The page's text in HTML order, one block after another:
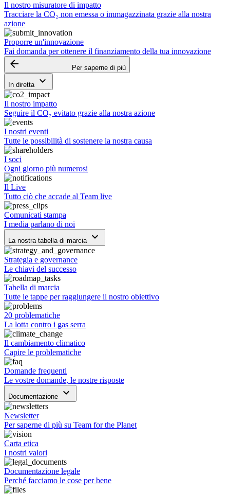
Il nostro misuratore di impatto
Tracciare la CO₂ non emessa o immagazzinata grazie alla nostra
azione
Proporre un'innovazione
Fai domanda per ottenere il finanziamento della tua innovazione
arrow_backward Per saperne di più
In diretta keyboard_arrow_down
Il nostro impatto
Seguire il CO₂ evitato grazie alla nostra azione
I nostri eventi
Tutte le possibilità di sostenere la nostra causa
I soci
Ogni giorno più numerosi
Il Live
Tutto ciò che accade al Team live
Comunicati stampa
I media parlano di noi
La nostra tabella di marcia keyboard_arrow_down
Strategia e governance
Le chiavi del successo
Tabella di marcia
Tutte le tappe per raggiungere il nostro obiettivo
20 problematiche
La lotta contro i gas serra
Il cambiamento climatico
Capire le problematiche
Domande frequenti
Le vostre domande, le nostre risposte
Documentazione keyboard_arrow_down
Newsletter
Per saperne di più su Team for the Planet
Carta etica
I nostri valori
Documentazione legale
Perché facciamo le cose per bene